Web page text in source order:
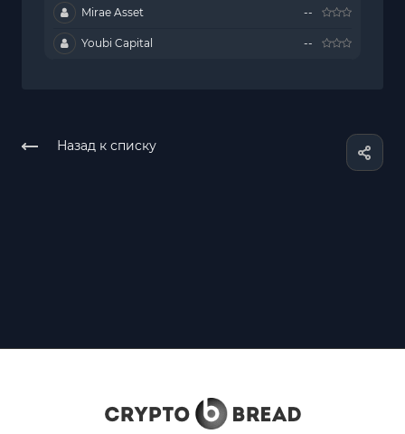
Mirae Asset --
Youbi Capital --
Назад к списку